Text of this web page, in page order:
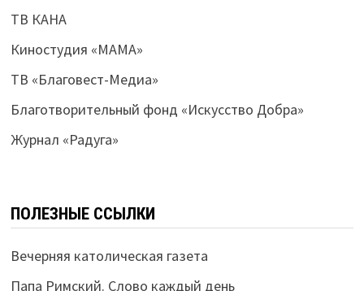
ТВ КАНА
Киностудия «МАМА»
ТВ «Благовест-Медиа»
Благотворительный фонд «Искусство Добра»
Журнал «Радуга»
ПОЛЕЗНЫЕ ССЫЛКИ
Вечерняя католическая газета
Папа Римский. Слово каждый день